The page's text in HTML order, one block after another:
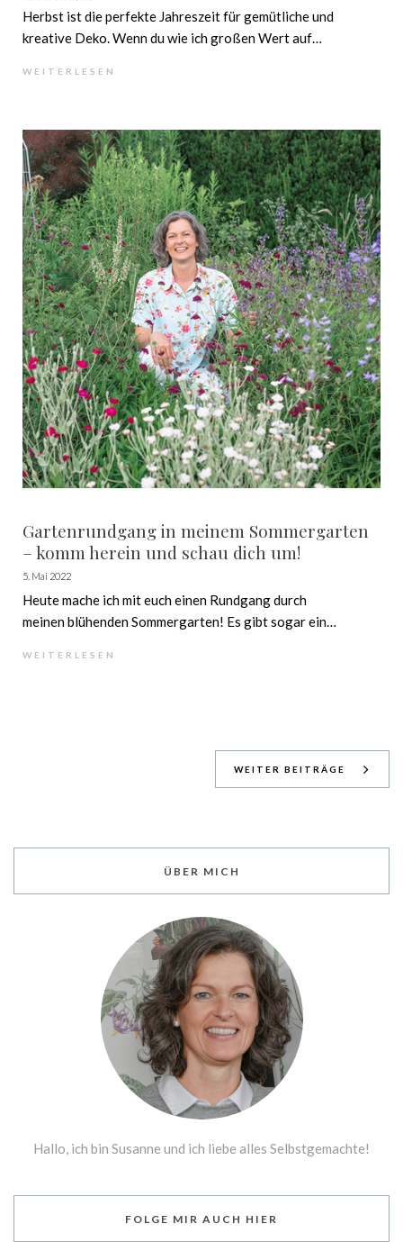
Herbst ist die perfekte Jahreszeit für gemütliche und
kreative Deko. Wenn du wie ich großen Wert auf
Materialien, die du wahrscheinlich bereits zu Hause
hast. Nichts ist gemütlicher als der Duft von Kerzen in
den kalten Herbst- und Wintermonaten. Warum also
nicht selbst Duftkerzen herstellen und dabei alte
Kerzenreste wiederverwenden? Das ist nicht nur
nachhaltig, sondern du kannst auch deine
Lieblingsdüfte kreieren.
WEITERLESEN
Gartenrundgang in meinem Sommergarten
– komm herein und schau dich um!
5. Mai 2022
Heute mache ich mit euch einen Rundgang durch
meinen blühenden Sommergarten! Es gibt sogar ein
WEITERLESEN
WEITER BEITRÄGE
ÜBER MICH
Hallo, ich bin Susanne und ich liebe alles Selbstgemachte!
FOLGE MIR AUCH HIER